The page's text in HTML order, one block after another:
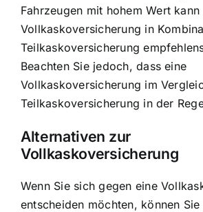
Fahrzeugen mit hohem Wert kann
Vollkaskoversicherung in
Teilkaskoversicherung
Beachten Sie jedoch, dass eine
Vollkaskoversicherung im
Teilkaskoversicherung in der
Alternativen zur
Vollkaskoversicherung
Wenn Sie sich gegen eine
entscheiden möchten, können